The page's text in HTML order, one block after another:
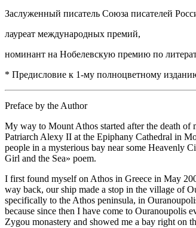
Заслуженный писатель Союза писателей
лауреат международных премий,
номинант на Нобелевскую премию по
* Предисловие к 1-му полноцветному
Preface by the Author
My way to Mount Athos started after the death of
Patriarch Alexy II at the Epiphany Cathedral in
people in a mysterious bay near some Heavenly
Girl and the Sea» poem.
I first found myself on Athos in Greece in May
way back, our ship made a stop in the village of
specifically to the Athos peninsula, in
because since then I have come to Ouranoupolis
Zygou monastery and showed me a bay right on